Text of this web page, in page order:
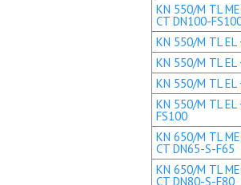
KN 550/M TL
CT DN100-
KN 550/M TL EL
KN 550/M TL EL
KN 550/M TL EL
KN 550/M TL EL
FS100
KN 650/M TL
CT DN65-S-F65
KN 650/M TL
CT DN80-S-F80